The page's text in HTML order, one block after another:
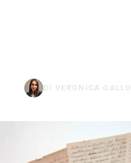
DI VERONICA GALLO